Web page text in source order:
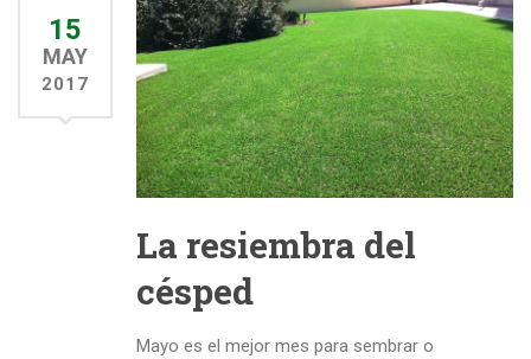
15
MAY
2017
La resiembra del
césped
Mayo es el mejor mes para sembrar o